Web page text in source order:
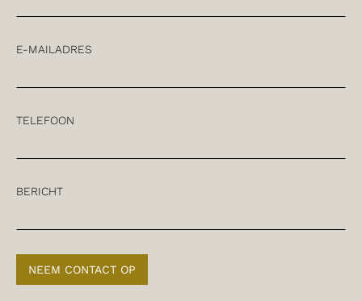
E-MAILADRES
TELEFOON
BERICHT